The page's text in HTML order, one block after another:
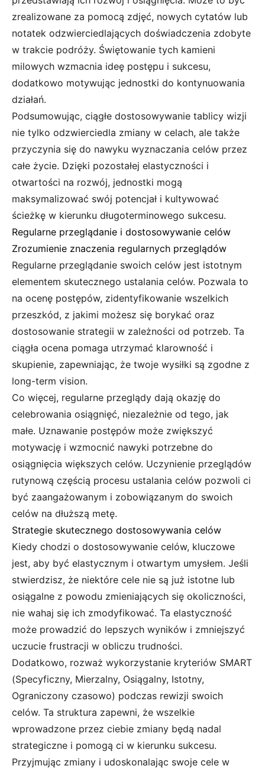
zrealizowane za pomocą zdjęć, nowych cytatów lub
notatek odzwierciedlających doświadczenia zdobyte
w trakcie podróży. Świętowanie tych kamieni
milowych wzmacnia ideę postępu i sukcesu,
dodatkowo motywując jednostki do kontynuowania
działań.
Podsumowując, ciągłe dostosowywanie tablicy wizji
nie tylko odzwierciedla zmiany w celach, ale także
przyczynia się do nawyku wyznaczania celów przez
całe życie. Dzięki pozostałej elastyczności i
otwartości na rozwój, jednostki mogą
maksymalizować swój potencjał i kultywować
ścieżkę w kierunku długoterminowego sukcesu.
Regularne przeglądanie i dostosowywanie celów
Zrozumienie znaczenia regularnych przeglądów
Regularne przeglądanie swoich celów jest istotnym
elementem skutecznego ustalania celów. Pozwala to
na ocenę postępów, zidentyfikowanie wszelkich
przeszkód, z jakimi możesz się borykać oraz
dostosowanie strategii w zależności od potrzeb. Ta
ciągła ocena pomaga utrzymać klarowność i
skupienie, zapewniając, że twoje wysiłki są zgodne z
long-term vision.
Co więcej, regularne przeglądy dają okazję do
celebrowania osiągnięć, niezależnie od tego, jak
małe. Uznawanie postępów może zwiększyć
motywację i wzmocnić nawyki potrzebne do
osiągnięcia większych celów. Uczynienie przeglądów
rutynową częścią procesu ustalania celów pozwoli ci
być zaangażowanym i zobowiązanym do swoich
celów na dłuższą metę.
Strategie skutecznego dostosowywania celów
Kiedy chodzi o dostosowywanie celów, kluczowe
jest, aby być elastycznym i otwartym umysłem. Jeśli
stwierdzisz, że niektóre cele nie są już istotne lub
osiągalne z powodu zmieniających się okoliczności,
nie wahaj się ich zmodyfikować. Ta elastyczność
może prowadzić do lepszych wyników i zmniejszyć
uczucie frustracji w obliczu trudności.
Dodatkowo, rozważ wykorzystanie kryteriów SMART
(Specyficzny, Mierzalny, Osiągalny, Istotny,
Ograniczony czasowo) podczas rewizji swoich
celów. Ta struktura zapewni, że wszelkie
wprowadzone przez ciebie zmiany będą nadal
strategiczne i pomogą ci w kierunku sukcesu.
Przyjmując zmiany i udoskonalając swoje cele w